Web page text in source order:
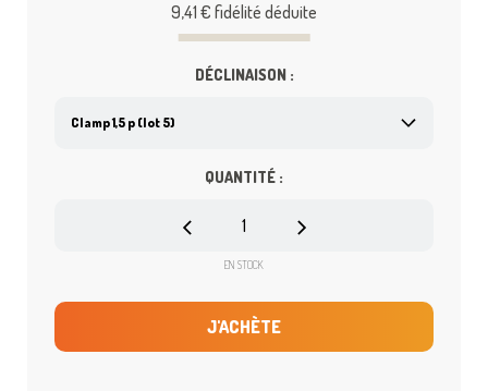
9,41 € fidélité déduite
DÉCLINAISON :
QUANTITÉ :
EN STOCK
J'ACHÈTE